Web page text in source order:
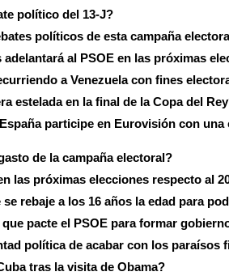
político del 13-J?
políticos de esta campaña
adelantará al PSOE en las próximas
a Venezuela con fines
estelada en la final de la Copa del
participe en Eurovisión con una
de la campaña electoral?
las próximas elecciones respecto al
rebaje a los 16 años la edad para
pacte el PSOE para formar
política de acabar con los paraísos
tras la visita de Obama?